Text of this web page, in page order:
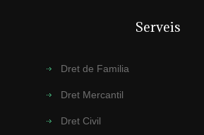
Serveis
Dret de Familia
Dret Mercantil
Dret Civil